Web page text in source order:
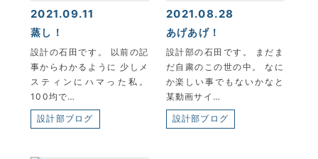
2021.09.11
蒸し！
設計の石田です。 以前の記
事からわかるように 少しメ
スティンにハマった私。
100均で…
設計部ブログ
2021.08.28
あげあげ！
設計部の石田です。 まだま
だ自粛のこの世の中。 なに
か楽しい事でもないかなと
某動画サイ…
設計部ブログ